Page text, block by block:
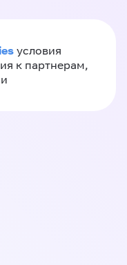
условия
к партнерам,